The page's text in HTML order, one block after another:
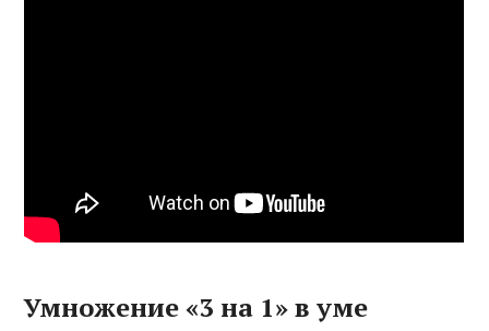
Умножение «3 на 1» в уме